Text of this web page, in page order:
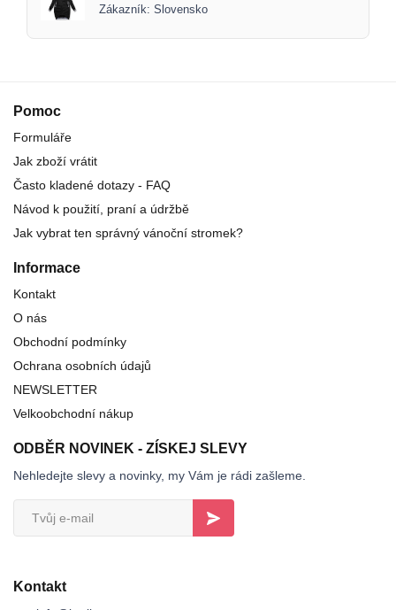
Zákazník: Slovensko
Pomoc
Formuláře
Jak zboží vrátit
Často kladené dotazy - FAQ
Návod k použití, praní a údržbě
Jak vybrat ten správný vánoční stromek?
Informace
Kontakt
O nás
Obchodní podmínky
Ochrana osobních údajů
NEWSLETTER
Velkoobchodní nákup
ODBĚR NOVINEK - ZÍSKEJ SLEVY
Nehledejte slevy a novinky, my Vám je rádi zašleme.
Kontakt